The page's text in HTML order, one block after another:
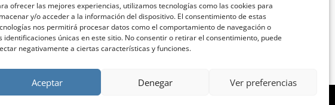
ofrecer las mejores experiencias, utilizamos tecnologías como las cookies para
y/o acceder a la información del dispositivo. El consentimiento de estas
nos permitirá procesar datos como el comportamiento de navegación o
identificaciones únicas en este sitio. No consentir o retirar el consentimiento, puede
negativamente a ciertas características y funciones.
Aceptar Denegar Ver preferencias